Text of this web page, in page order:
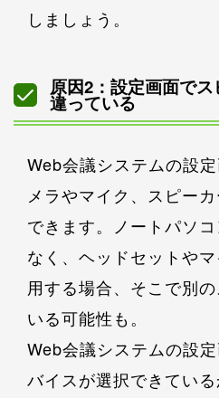
しましょう。
原因2：設定画面で
違っている
Web会議システムの設
メラやマイク、スピー
できます。ノートパソ
なく、ヘッドセットや
用する場合、そこで別
いる可能性も。
Web会議システムの設
バイスが選択できている